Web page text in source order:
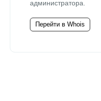
администратора.
Перейти в Whois